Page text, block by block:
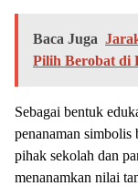
Baca Juga
Pilih Berobat di
Sebagai bentuk
penanaman simbolis
pihak sekolah dan
menanamkan nilai